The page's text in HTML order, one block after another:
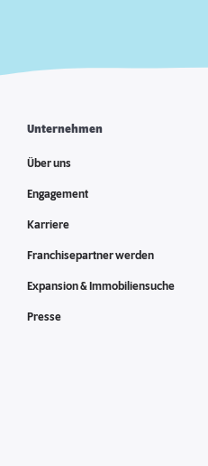
Unternehmen
Über uns
Engagement
Karriere
Franchisepartner werden
Expansion & Immobiliensuche
Presse